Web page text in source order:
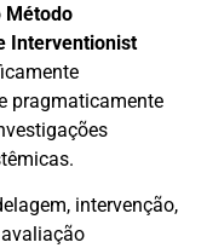
Método
Interventionist
pragmaticamente
intervenção,